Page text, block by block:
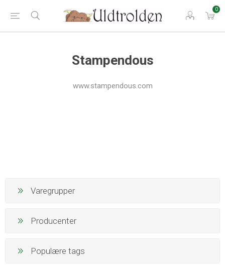
0
Stampendous
www.stampendous.com
Varegrupper
Producenter
Populære tags